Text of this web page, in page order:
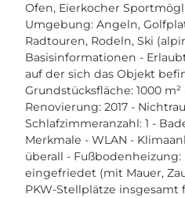
Ofen, Eierkocher
Umgebung: Angeln,
Radtouren, Rodeln, Ski
Basisinformationen -
auf der sich das Objekt
Grundstücksfläche: 1000
Renovierung: 2017 -
Schlafzimmeranzahl: 1 -
Merkmale - WLAN -
überall -
eingefriedet (mit Mauer,
PKW-Stellplätze insgesamt